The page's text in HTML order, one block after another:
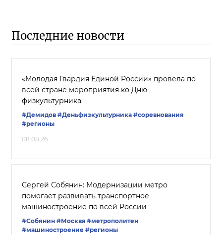
Последние новости
«Молодая Гвардия Единой России» провела по
всей стране мероприятия ко Дню
физкультурника
#Демидов #Деньфизкультурника #соревнования
#регионы
08.08.26
Сергей Собянин: Модернизации метро
помогает развивать транспортное
машиностроение по всей России
#Собянин #Москва #метрополитен
#машиностроение #регионы